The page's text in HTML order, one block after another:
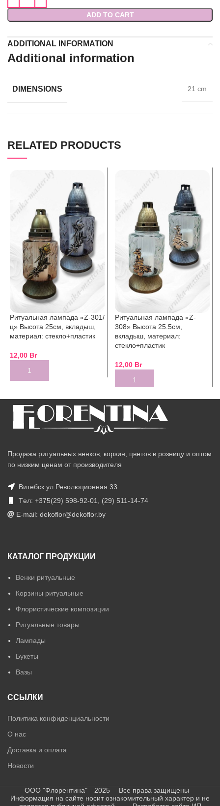
ADD TO CART
ADDITIONAL INFORMATION
Additional information
DIMENSIONS 21 cm
RELATED PRODUCTS
Ритуальная лампада «Z-301/
ц» Высота 25см, вкладыш,
материал: стекло+пластик
12,00 Br
Ритуальная лампада «Z-
308» Высота 25.5см,
вкладыш, материал:
стекло+пластик
12,00 Br
Продажа ритуальных венков, корзин, цветов в розницу и оптом
по низким ценам от производителя
Витебск ул.Революционная 33
Tел: +375(29) 598-92-01, (29) 511-14-74
E-mail: dekoflor@dekoflor.by
КАТАЛОГ ПРОДУКЦИИ
Венки ритуальные
Корзины ритуальные
Флористические композиции
Ритуальные товары
Лампады
Букеты
Вазы
ССЫЛКИ
Политика конфиденциальности
О нас
Доставка и оплата
Новости
ООО "Флорентина" 2025 Все права защищены
Информация на сайте носит ознакомительный характер и не